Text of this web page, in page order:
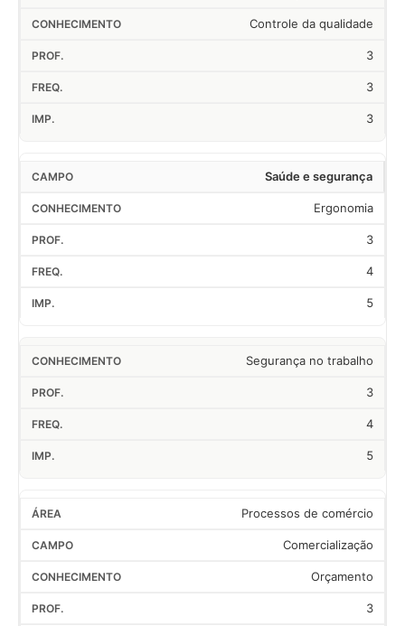
Controle da qualidade
3
3
3
Saúde e segurança
Ergonomia
3
4
5
Segurança no trabalho
3
4
5
Processos de comércio
Comercialização
Orçamento
3